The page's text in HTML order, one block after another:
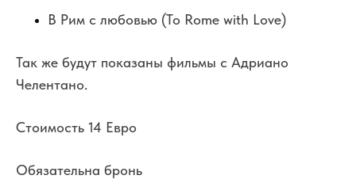
В Рим с любовью (To Rome with Love)
Так же будут показаны фильмы с Адриано
Челентано.
Стоимость 14 Евро
Обязательна бронь